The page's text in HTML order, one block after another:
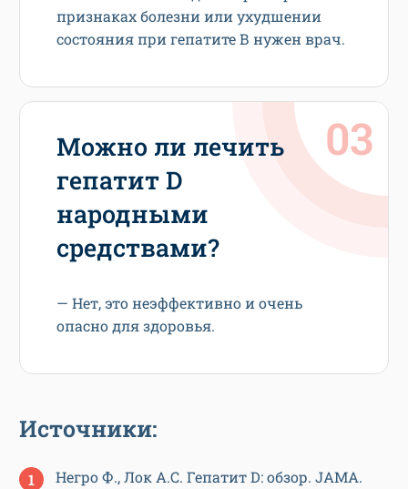
признаках болезни или ухудшении
состояния при гепатите В нужен врач.
Можно ли лечить
гепатит D
народными
средствами?
— Нет, это неэффективно и очень
опасно для здоровья.
Источники:
Негро Ф., Лок А.С. Гепатит D: обзор. JAMA.